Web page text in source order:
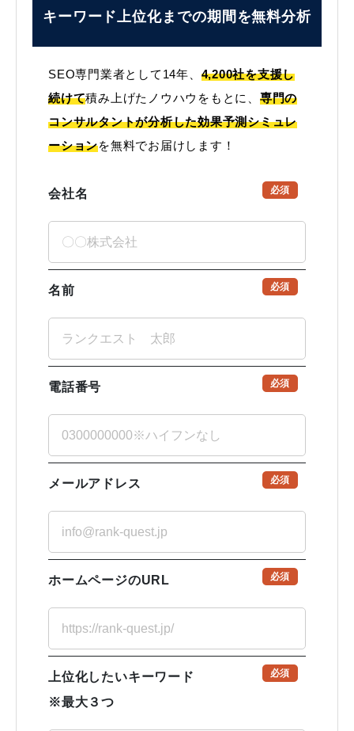
キーワード上位化までの期間を無料分析
SEO専門業者として14年、 4,200社を支援し
続けて積み上げたノウハウをもとに、 専門の
コンサルタントが分析した効果予測シミュレ
ーションを無料でお届けします！
会社名 必須
名前 必須
電話番号 必須
メールアドレス 必須
ホームページのURL 必須
上位化したいキーワード
※最大３つ
必須